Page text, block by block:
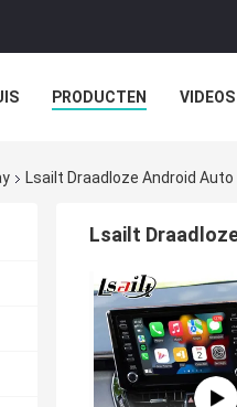
PRODUCTEN VIDEOS
Lsailt Draadloze Android
Lsailt